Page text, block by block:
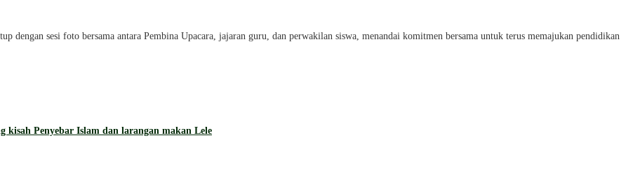
dengan sesi foto bersama antara Pembina Upacara, jajaran guru, dan perwakilan siswa, menandai komitmen bersama untuk terus memajukan pendidikan
kisah Penyebar Islam dan larangan makan Lele